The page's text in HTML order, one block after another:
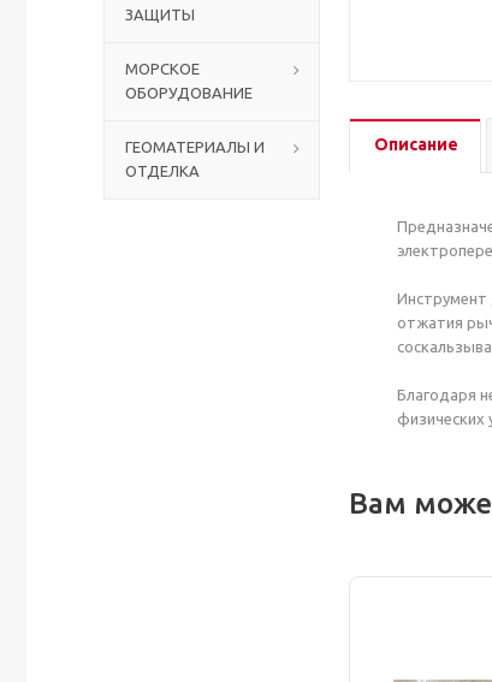
ЗАЩИТЫ
МОРСКОЕ
ОБОРУДОВАНИЕ
ГЕОМАТЕРИАЛЫ И
ОТДЕЛКА
Описание
Инструмент
отжатия
Благодаря
физических
Вам